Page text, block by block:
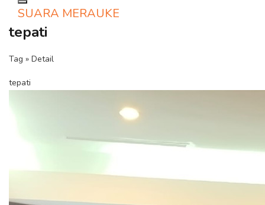
Toggle navigation
SUARA MERAUKE
tepati
Tag » Detail
tepati